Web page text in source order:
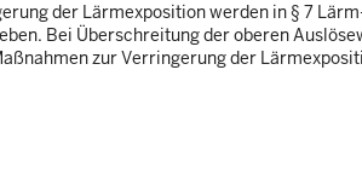
der Lärmexposition werden in § 7
Bei Überschreitung der oberen
zur Verringerung der